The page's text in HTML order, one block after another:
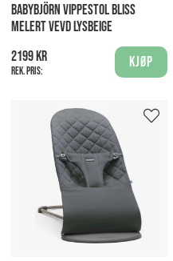
BABYBJÖRN VIPPESTOL BLISS
MELERT VEVD LYSBEIGE
2199 kr
Rek. pris:
Kjøp